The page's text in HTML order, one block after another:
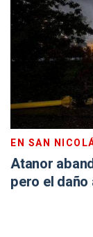
EN SAN
Atanor
pero el